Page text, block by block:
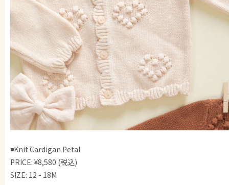
◾️Knit Cardigan Petal
PRICE: ¥8,580 (税込)
SIZE: 12 - 18M